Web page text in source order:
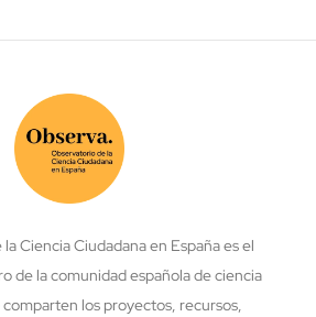
Ciencia Ciudadana en España es el
de la comunidad española de ciencia
comparten los proyectos, recursos,